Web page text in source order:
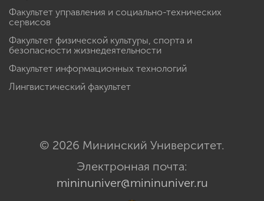
Факультет управления и социально-технических
сервисов
Факультет физической культуры, спорта и
безопасности жизнедеятельности
Факультет информационных технологий
Лингвистический факультет
© 2026 Мининский Университет.
Электронная почта:
mininuniver@mininuniver.ru